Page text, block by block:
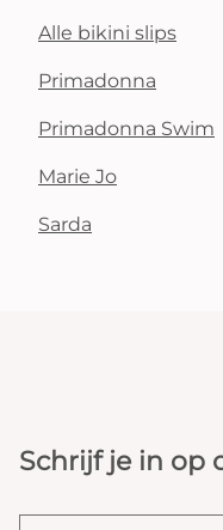
Alle bikini slips
Primadonna
Primadonna Swim
Marie Jo
Sarda
Schrijf je in op